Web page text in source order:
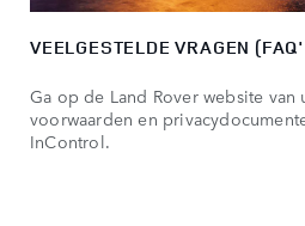
VEELGESTELDE VRAGEN
Ga op de Land Rover website van
voorwaarden en
InControl.